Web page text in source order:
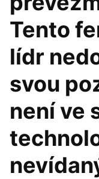
Tento
lídr
svou
není ve